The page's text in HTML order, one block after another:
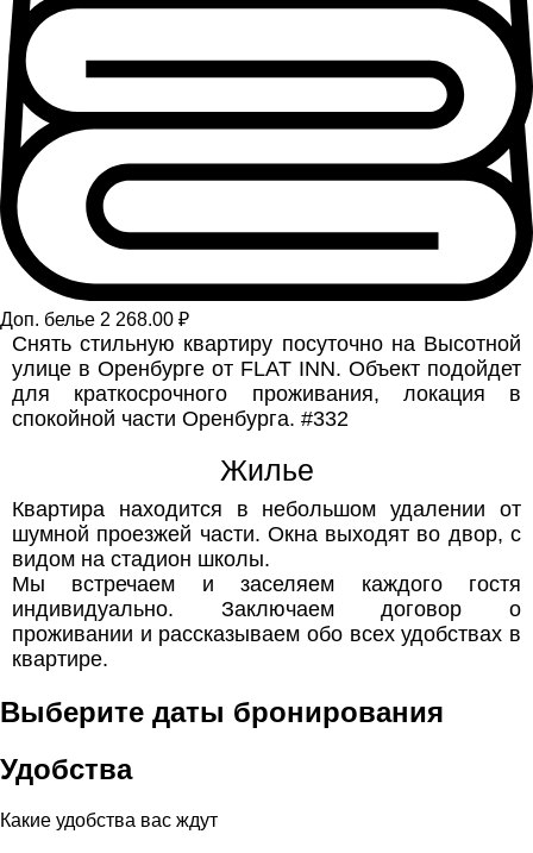
Доп. белье 2 268.00 ₽
Снять стильную квартиру посуточно на Высотной
улице в Оренбурге от FLAT INN. Объект подойдет
для краткосрочного проживания, локация в
спокойной части Оренбурга. #332
Жилье
Квартира находится в небольшом удалении от
шумной проезжей части. Окна выходят во двор, с
видом на стадион школы.
Мы встречаем и заселяем каждого гостя
индивидуально. Заключаем договор о
проживании и рассказываем обо всех удобствах в
квартире.
Выберите даты бронирования
Удобства
Какие удобства вас ждут